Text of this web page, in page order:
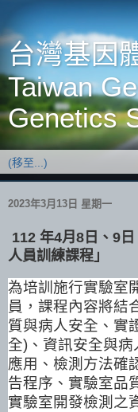
台灣基因
Taiwan
Genetics
2023年3月13日 星期一
112 年4月8日、9
人員訓練課程」
為培訓施行實驗室
員，課程內容將結
質與病人安全、實
全) 、資訊安全與
應用、檢測方法確
告程序、實驗室品
實驗室開發檢測之